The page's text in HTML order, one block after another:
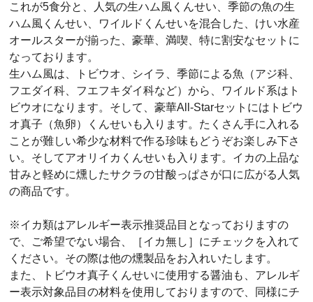
これが5食分と、人気の生ハム風くんせい、季節の魚の生
ハム風くんせい、ワイルドくんせいを混合した、けい水産
オールスターが揃った、豪華、満喫、特に割安なセットに
なっております。
生ハム風は、トビウオ、シイラ、季節による魚（アジ科、
フエダイ科、フエフキダイ科など）から、ワイルド系はト
ビウオになります。そして、豪華All-Starセットにはトビウ
オ真子（魚卵）くんせいも入ります。たくさん手に入れる
ことが難しい希少な材料で作る珍味もどうぞお楽しみ下さ
い。そしてアオリイカくんせいも入ります。イカの上品な
甘みと軽めに燻したサクラの甘酸っぱさが口に広がる人気
の商品です。
※イカ類はアレルギー表示推奨品目となっておりますの
で、ご希望でない場合、［イカ無し］にチェックを入れて
ください。その際は他の燻製品をお入れいたします。
また、トビウオ真子くんせいに使用する醤油も、アレルギ
ー表示対象品目の材料を使用しておりますので、同様にチ